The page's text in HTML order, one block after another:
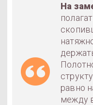
На
равно
между